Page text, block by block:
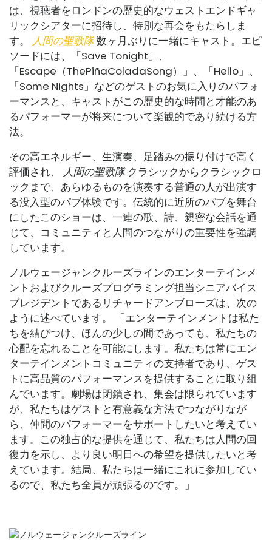
は、視聴者をロンドンの歴史的なウェストエンドギャ
リックシアターに招待し、特別な再会をもたらしま
す。 人間の聖歌隊数ヶ月ぶりに一緒にキャスト。エピ
ソードには、「Save Tonight」、
「Escape（ThePiñaColadaSong）」、「Hello」、
「Some Nights」などのゲストのお気に入りのパフォ
ーマンスと、キャストがこの歴史的な時間と才能のあ
るパフォーマーが将来について楽観的であり続ける方
法。
その高エネルギー、生演奏、足踏みの振り付けで高く
評価され、 人間の聖歌隊クラシックからクラシックロ
ックまで、あらゆるものを演奏する普通の人が出演す
る没入型のパブ体験です。伝統的に近所のパブを舞台
にしたこのショーは、一連の歌、詩、親密な会話を通
じて、コミュニティと人間のつながりの重要性を強調
しています。
ノルウェージャンクルーズラインのエンターテインメ
ントおよびクルーズプログラミング担当シニアバイス
プレジデントであるリチャードアンブローズは、次の
ように述べています。 「エンターテインメントは私た
ちを結びつけ、ほんの少しの間であっても、私たちの
心配を忘れることを可能にします。私たちは常にエン
ターテインメントコミュニティの支持者であり、ゲス
トに高品質のパフォーマンスを提供することに取り組
んでいます。劇場は閉鎖され、集会は限られています
が、私たちはゲストと有意義な方法でつながりなが
ら、仲間のパフォーマーをサポートしたいと考えてい
ます。この独占的な提供を通じて、私たちは人間の回
復力を示し、より良い明日への希望を提供したいと考
えています。結局、私たちは一緒にこれに参加してい
るので、私たち全員が頑張るのです。」